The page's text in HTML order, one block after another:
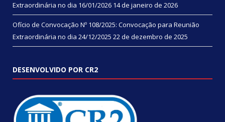
Extraordinária no dia 16/01/2026 14 de janeiro de 2026
Ofício de Convocação Nº 108/2025: Convocação para Reunião
Extraordinária no dia 24/12/2025 22 de dezembro de 2025
DESENVOLVIDO POR CR2